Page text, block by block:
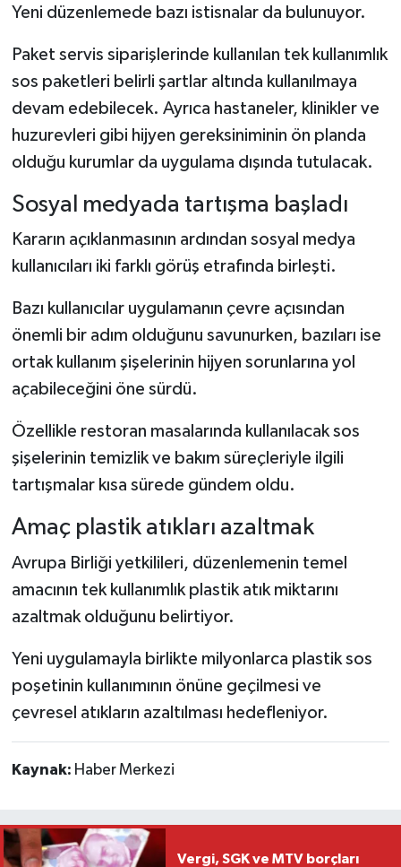
Yeni düzenlemede bazı istisnalar da bulunuyor.
Paket servis siparişlerinde kullanılan tek kullanımlık
sos paketleri belirli şartlar altında kullanılmaya
devam edebilecek. Ayrıca hastaneler, klinikler ve
huzurevleri gibi hijyen gereksiniminin ön planda
olduğu kurumlar da uygulama dışında tutulacak.
Sosyal medyada tartışma başladı
Kararın açıklanmasının ardından sosyal medya
kullanıcıları iki farklı görüş etrafında birleşti.
Bazı kullanıcılar uygulamanın çevre açısından
önemli bir adım olduğunu savunurken, bazıları ise
ortak kullanım şişelerinin hijyen sorunlarına yol
açabileceğini öne sürdü.
Özellikle restoran masalarında kullanılacak sos
şişelerinin temizlik ve bakım süreçleriyle ilgili
tartışmalar kısa sürede gündem oldu.
Amaç plastik atıkları azaltmak
Avrupa Birliği yetkilileri, düzenlemenin temel
amacının tek kullanımlık plastik atık miktarını
azaltmak olduğunu belirtiyor.
Yeni uygulamayla birlikte milyonlarca plastik sos
poşetinin kullanımının önüne geçilmesi ve
çevresel atıkların azaltılması hedefleniyor.
Kaynak: Haber Merkezi
Vergi, SGK ve MTV borçları